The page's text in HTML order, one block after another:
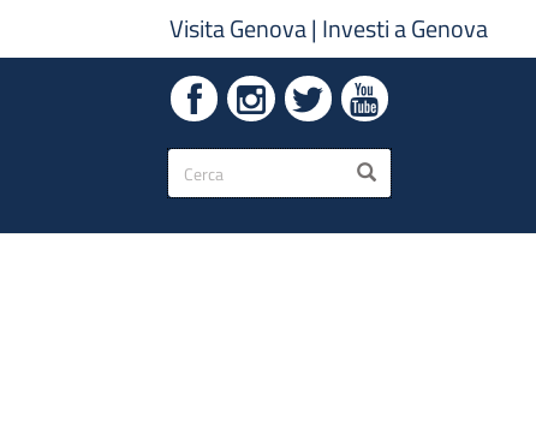
Visita Genova| Investi a Genova
Form
di
ricerca
CERCA